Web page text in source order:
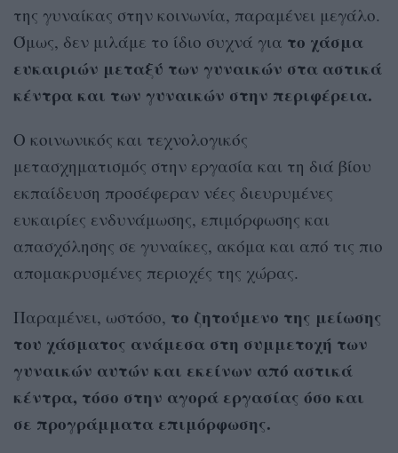
της γυναίκας στην κοινωνία, παραμένει μεγάλο.
Όμως, δεν μιλάμε το ίδιο συχνά για το χάσμα
ευκαιριών μεταξύ των γυναικών στα αστικά
κέντρα και των γυναικών στην περιφέρεια.
Ο κοινωνικός και τεχνολογικός
μετασχηματισμός στην εργασία και τη διά βίου
εκπαίδευση προσέφεραν νέες διευρυμένες
ευκαιρίες ενδυνάμωσης, επιμόρφωσης και
απασχόλησης σε γυναίκες, ακόμα και από τις πιο
απομακρυσμένες περιοχές της χώρας.
Παραμένει, ωστόσο, το ζητούμενο της μείωσης
του χάσματος ανάμεσα στη συμμετοχή των
γυναικών αυτών και εκείνων από αστικά
κέντρα, τόσο στην αγορά εργασίας όσο και
σε προγράμματα επιμόρφωσης.